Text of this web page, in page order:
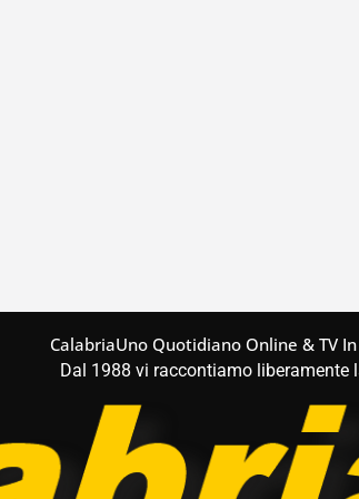
CalabriaUno Quotidiano Online & TV
Dal 1988 vi raccontiamo liberamente